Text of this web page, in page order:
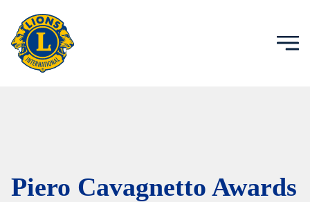
Piero Cavagnetto Awards